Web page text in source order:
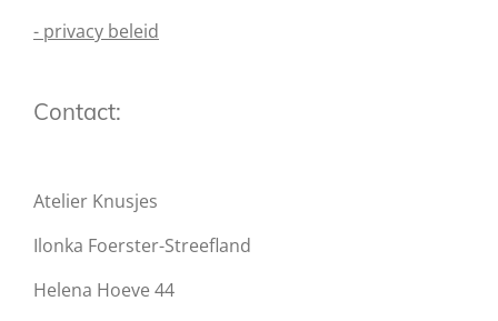
- privacy beleid
Contact:
Atelier Knusjes
Ilonka Foerster-Streefland
Helena Hoeve 44